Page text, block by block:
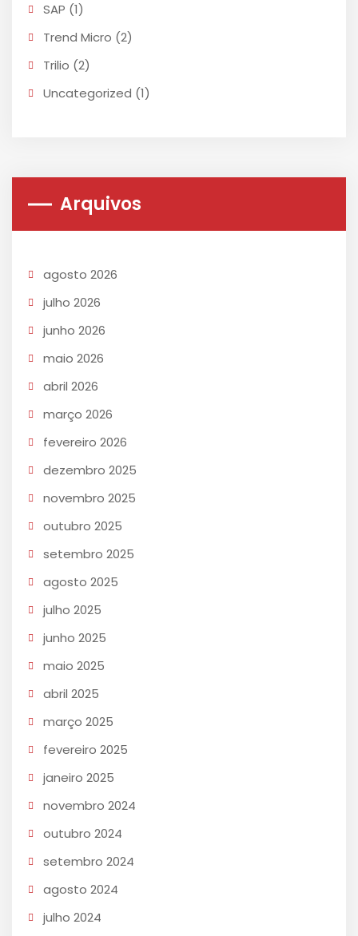
SAP (1)
Trend Micro (2)
Trilio (2)
Uncategorized (1)
Arquivos
agosto 2026
julho 2026
junho 2026
maio 2026
abril 2026
março 2026
fevereiro 2026
dezembro 2025
novembro 2025
outubro 2025
setembro 2025
agosto 2025
julho 2025
junho 2025
maio 2025
abril 2025
março 2025
fevereiro 2025
janeiro 2025
novembro 2024
outubro 2024
setembro 2024
agosto 2024
julho 2024